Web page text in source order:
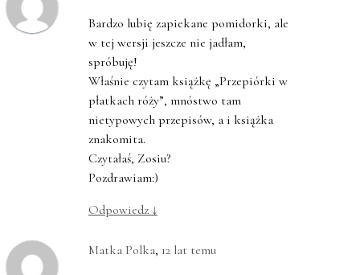
Bardzo lubię zapiekane pomidorki, ale
w tej wersji jeszcze nie jadłam,
spróbuję!
Właśnie czytam książkę „Przepiórki w
płatkach róży”, mnóstwo tam
nietypowych przepisów, a i książka
znakomita.
Czytałaś, Zosiu?
Pozdrawiam:)
Odpowiedz ↓
Matka Polka, 12 lat temu